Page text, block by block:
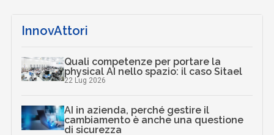
InnovAttori
Quali competenze per portare la
physical AI nello spazio: il caso Sitael
22 Lug 2026
AI in azienda, perché gestire il
cambiamento è anche una questione
di sicurezza